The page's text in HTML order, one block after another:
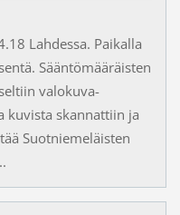
Lahdessa. Paikalla
Sääntömääräisten
valokuva-
kuvista skannattiin ja
Suotniemeläisten